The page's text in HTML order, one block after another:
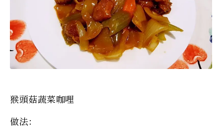
猴頭菇蔬菜咖哩
做法：